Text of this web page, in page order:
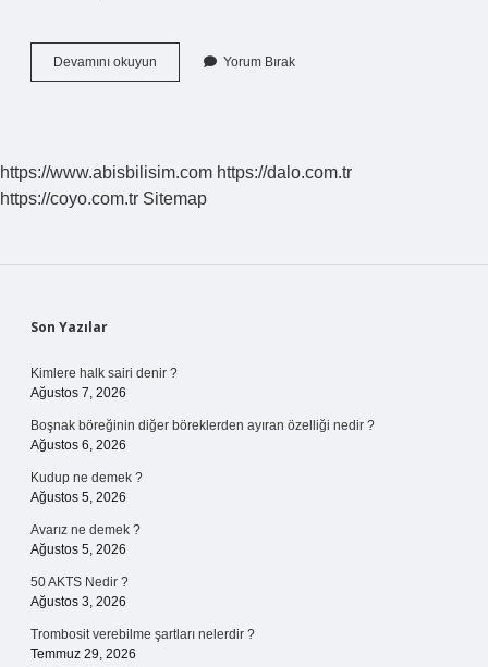
Devamını okuyun Boşanmada
Eşya
Yorum Bırak
https://www.abisbilisim.com https://dalo.com.tr
https://coyo.com.tr Sitemap
Sidebar
Son Yazılar
Kimlere halk sairi denir ?
Ağustos 7, 2026
Boşnak böreğinin diğer böreklerden ayıran özelliği nedir ?
Ağustos 6, 2026
Kudup ne demek ?
Ağustos 5, 2026
Avarız ne demek ?
Ağustos 5, 2026
50 AKTS Nedir ?
Ağustos 3, 2026
Trombosit verebilme şartları nelerdir ?
Temmuz 29, 2026